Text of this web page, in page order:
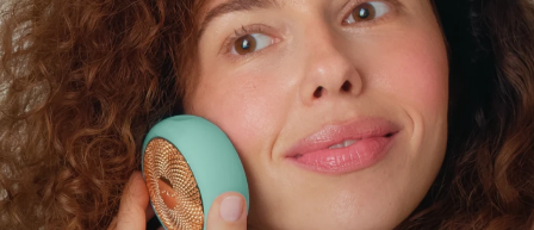
Mis dispositivos
Mis pedidos
Mis direcciones
Mis suscripciones
FAQ™ Pure Beauty-Tech Elixir
issa™ Teeth Whitening Set
English Deutsch
Español
Français
Italiano
Português
Polski
Svenska
Русский
Türkçe
简体中文 繁體中文